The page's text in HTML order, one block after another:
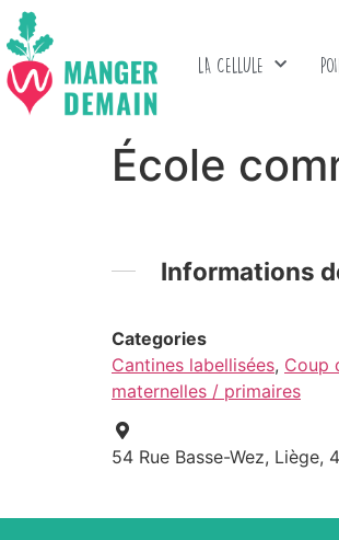
LA CELLULE
École
Informations
Categories
Cantines labellisées, Coup
maternelles / primaires
54 Rue Basse-Wez, Liège,